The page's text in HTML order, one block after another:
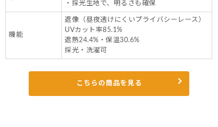
・採光生地で、明るさも確保
機能
遮像（昼夜透けにくいプライバシーレース）
UVカット率85.1%
遮熱24.4%・保温30.6%
採光・洗濯可
こちらの商品を見る